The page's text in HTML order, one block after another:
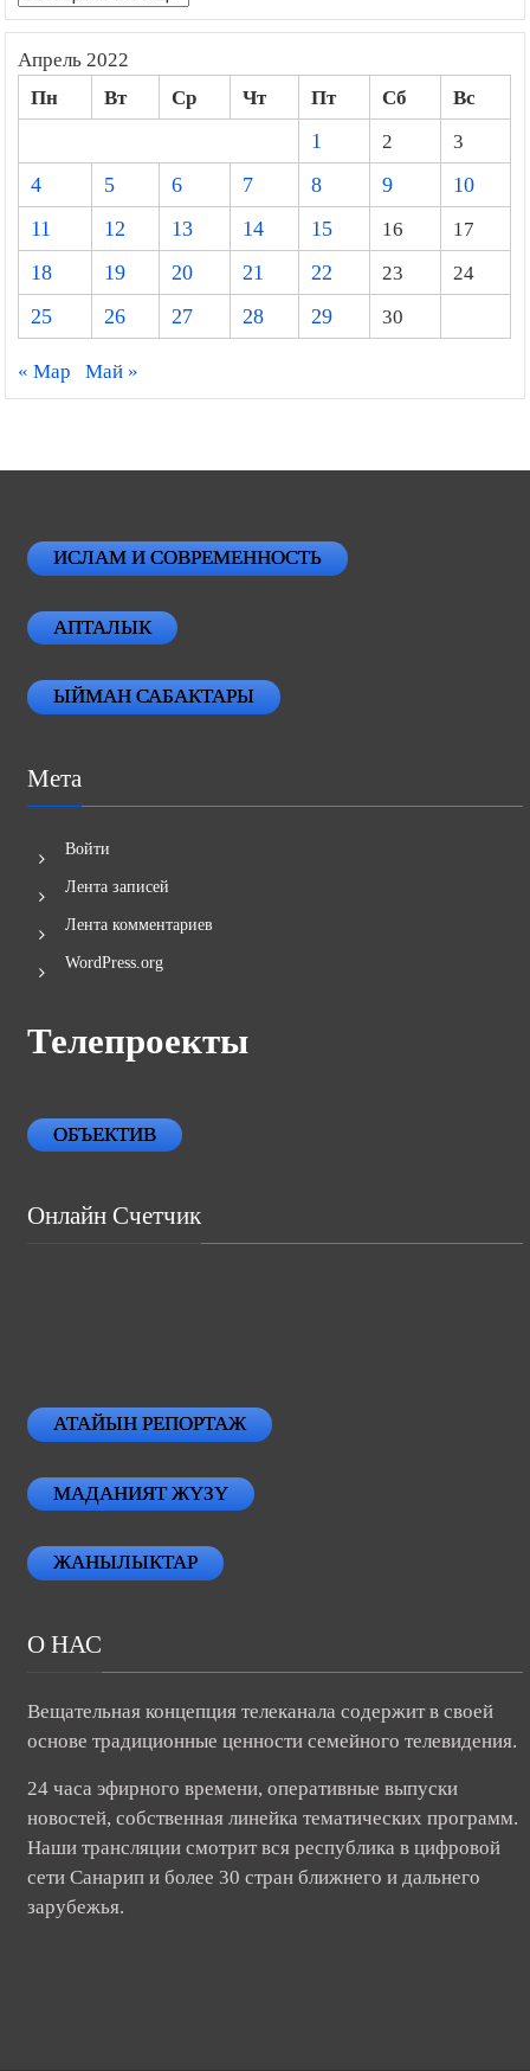
Апрель 2022
Пн Вт Ср Чт Пт Сб
Вс
1
2
3
4
5 6 7 8 9
10
11
12 13 14 15 16
17
18
19 20 21 22 23
24
25
26 27 28 29 30
« Мар Май »
ИСЛАМ И СОВРЕМЕННОСТЬ
АПТАЛЫК
ЫЙМАН САБАКТАРЫ
Мета
Войти
Лента записей
Лента комментариев
WordPress.org
Телепроекты
ОБЪЕКТИВ
Онлайн Счетчик
АТАЙЫН РЕПОРТАЖ
МАДАНИЯТ ЖҮЗҮ
ЖАНЫЛЫКТАР
О НАС
Вещательная концепция телеканала содержит в своей
основе традиционные ценности семейного телевидения.
24 часа эфирного времени, оперативные выпуски
новостей, собственная линейка тематических программ.
Наши трансляции смотрит вся республика в цифровой
сети Санарип и более 30 стран ближнего и дальнего
зарубежья.